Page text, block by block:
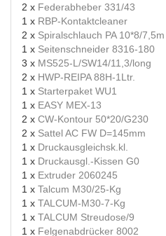
2 x Federabheber 331/43
1 x RBP-Kontaktcleaner
2 x Spiralschlauch PA 10*8/7,5m
1 x Seitenschneider 8316-180
3 x MS525-L/SW14/11,3/long
2 x HWP-REIPA 88H-1Ltr.
1 x Starterpaket WU1
1 x EASY MEX-13
2 x CW-Kontour 50*20/G230
2 x Sattel AC FW D=145mm
1 x Druckausgleichsk.kl.
1 x Druckausgl.-Kissen G0
1 x Extruder 2060245
1 x Talcum M30/25-Kg
1 x TALCUM-M30-7-Kg
1 x TALCUM Streudose/9
1 x Felgenabdrücker 8002